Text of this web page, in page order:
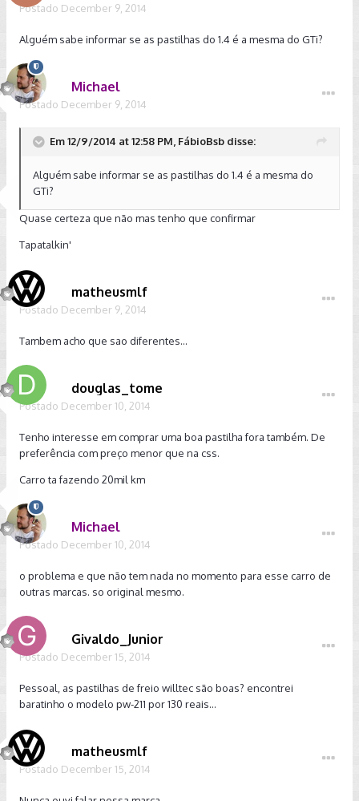
Postado December 9, 2014
Alguém sabe informar se as pastilhas do 1.4 é a mesma do GTi?
Michael
Postado December 9, 2014
Em 12/9/2014 at 12:58 PM, FábioBsb disse:
Alguém sabe informar se as pastilhas do 1.4 é a mesma do
GTi?
Quase certeza que não mas tenho que confirmar
Tapatalkin'
matheusmlf
Postado December 9, 2014
Tambem acho que sao diferentes...
douglas_tome
Postado December 10, 2014
Tenho interesse em comprar uma boa pastilha fora também. De
preferência com preço menor que na css.
Carro ta fazendo 20mil km
Michael
Postado December 10, 2014
o problema e que não tem nada no momento para esse carro de
outras marcas. so original mesmo.
Givaldo_Junior
Postado December 15, 2014
Pessoal, as pastilhas de freio willtec são boas? encontrei
baratinho o modelo pw-211 por 130 reais...
matheusmlf
Postado December 15, 2014